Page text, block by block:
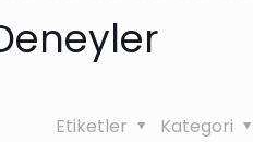
Kategori
Etiketler